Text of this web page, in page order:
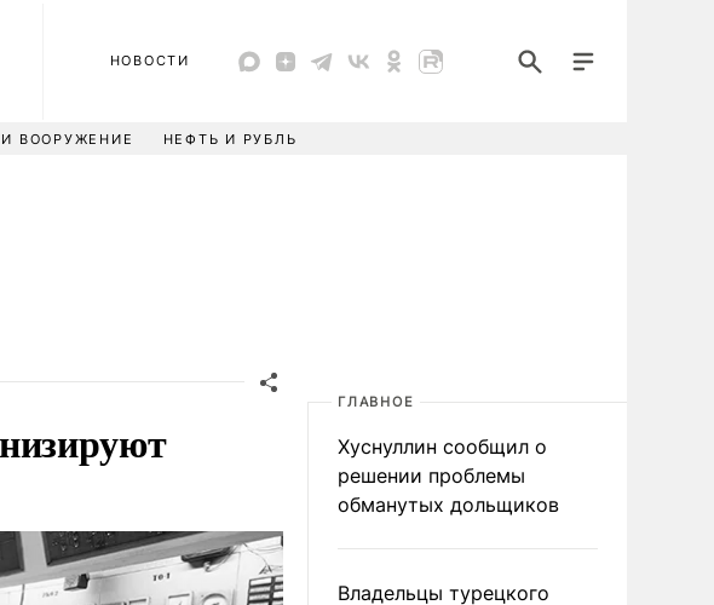
НОВОСТИ
ВООРУЖЕНИЕ НЕФТЬ И РУБЛЬ
ГЛАВНОЕ
Хуснуллин сообщил о
решении проблемы
обманутых дольщиков
Владельцы турецкого